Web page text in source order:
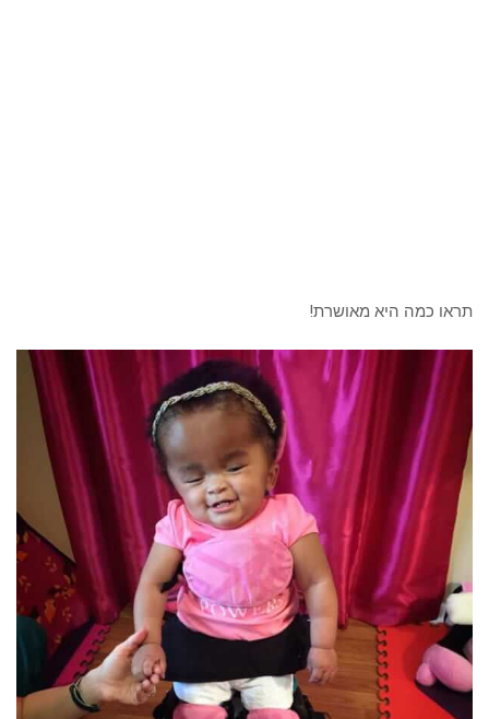
תראו כמה היא מאושרת!